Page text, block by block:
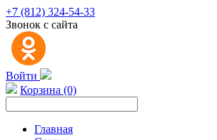
+7 (812) 324-54-33
Звонок с сайта
Войти
Корзина (0)
Главная